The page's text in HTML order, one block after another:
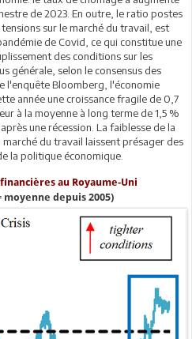
de 2023. En outre, le ratio postes
sur le marché du travail, est
de Covid, ce qui constitue une
des conditions sur les
générale, selon le consensus des
l'enquête Bloomberg, l'économie
année une croissance fragile de 0,7
à la moyenne à long terme de 1,5 %
une récession. La faiblesse de la
du travail laissent présager des
la politique économique.
au Royaume-Uni
moyenne depuis 2005)